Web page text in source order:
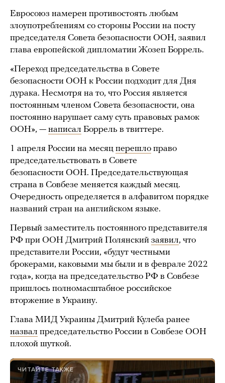
Евросоюз намерен противостоять любым
злоупотреблениям со стороны России на посту
председателя Совета безопасности ООН, заявил
глава европейской дипломатии Жозеп Боррель.
«Переход председательства в Совете
безопасности ООН к России подходит для Дня
дурака. Несмотря на то, что Россия является
постоянным членом Совета безопасности, она
постоянно нарушает саму суть правовых рамок
ООН», — написал Боррель в твиттере.
1 апреля России на месяц перешло право
председательствовать в Совете
безопасности ООН. Председательствующая
страна в Совбезе меняется каждый месяц.
Очередность определяется в алфавитом порядке
названий стран на английском языке.
Первый заместитель постоянного представителя
РФ при ООН Дмитрий Полянский заявил, что
представители России, «будут честными
брокерами, каковыми мы были и в феврале 2022
года», когда на председательство РФ в Совбезе
пришлось полномасштабное российское
вторжение в Украину.
Глава МИД Украины Дмитрий Кулеба ранее
назвал председательство России в Совбезе ООН
плохой шуткой.
ЧИТАЙТЕ ТАКЖЕ